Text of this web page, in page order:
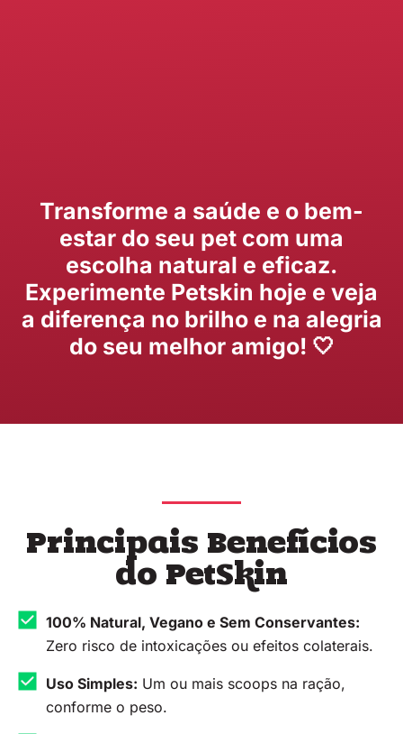
Transforme a saúde e o bem-
estar do seu pet com uma
escolha natural e eficaz.
Experimente Petskin hoje e veja
a diferença no brilho e na alegria
do seu melhor amigo! 🤍
Principais Benefícios
do PetSkin
100% Natural, Vegano e Sem Conservantes:
Zero risco de intoxicações ou efeitos colaterais.
Uso Simples: Um ou mais scoops na ração,
conforme o peso.